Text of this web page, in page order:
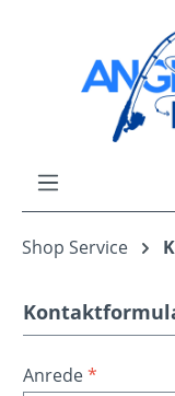
Zum Hauptinhalt
Shop Service
Anrede*